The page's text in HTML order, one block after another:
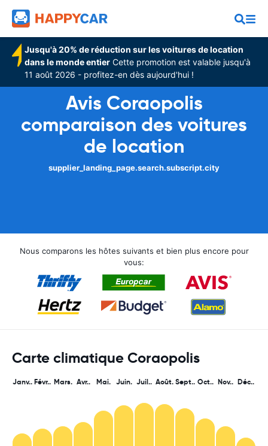
Jusqu'à 20% de réduction sur les voitures de location
dans le monde entier Cette promotion est valable jusqu'à
11 août 2026 - profitez-en dès aujourd'hui !
Avis Coraopolis
comparaison des voitures
de location
supplier_landing_page.search.subscript.city
Nous comparons les hôtes suivants et bien plus encore pour
vous:
Carte climatique Coraopolis
Janv.. Févr.. Mars. Avr.. Mai. Juin. Juil.. Août. Sept.. Oct.. Nov.. Déc..